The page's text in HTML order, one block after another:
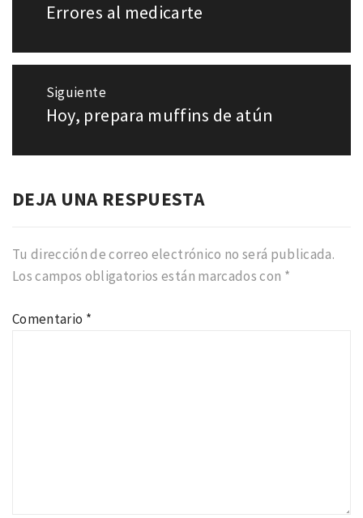
Entrada
Errores al medicarte
Siguiente
Entrada
Hoy, prepara muffins de atún
DEJA UNA RESPUESTA
Tu dirección de correo electrónico no será publicada.
Los campos obligatorios están marcados con *
Comentario *